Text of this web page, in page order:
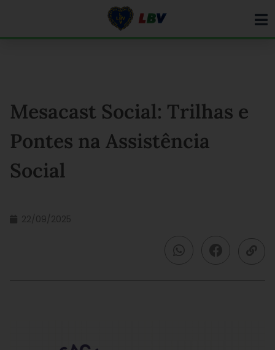
Mesacast Social: Trilhas e
Pontes na Assistência
Social
22/09/2025